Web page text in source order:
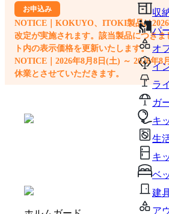
収
パ
オ
イ
ラ
ガ
キ
生
キ
ベ
建
ア
お申込み
NOTICE｜KOKUYO、ITOKI製品は
改定が実施されます。該当製品につきま
ト内の表示価格を更新いたします。
NOTICE｜2026年8月8日(土) ～ 2026年8
休業とさせていただきます。